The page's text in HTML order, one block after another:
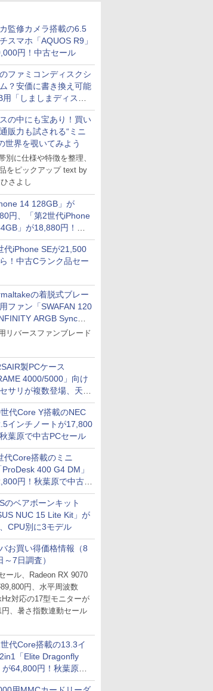
監修カメラ搭載の6.5
スマホ「AQUOS R9」
円！中古セール
ファミコンディスクシ
？安価に書き換え可能
用「しましまディスク
ム」
の中にも宝あり！買い
販力も試される“ミニ
世界を覗いてみよう
別に仕様や特徴を整理、
をピックアップ text by
さよし
14 128GB」が
円、「第2世代iPhone
」が18,880円！中
ンク品セール
代iPhone SEが21,500
！中古Cランク品セー
の着脱式ブレー
用ファン「SWAFAN 120
ARGB Sync」
パッケージ
リバースファンブレード
製PCケース
4000/5000」向け
サリが複数登場、天然
ネルや背面コネクタ対
イなど
代Core Y搭載のNEC
インチノートが17,800
葉原で中古PCセール
代Core搭載のミニ
ProDesk 400 G4 DM」
円！秋葉原で中古
ール
のベアボーンキット
NUC 15 Lite Kit」が
CPU別に3モデル
お買い得価格情報（8
～7日調査）
ール、Radeon RX 9070
円、水平周波数
対応の17型モニターが
円、暑さ指数連動セール
代Core搭載の13.3イ
「Elite Dragonfly
64,800円！秋葉原で
セール
curea
QuickBooks
ァンセルフ
ワーク
ツPOD pTa.shop
ム写真集POD fabli
Group Publication Informa